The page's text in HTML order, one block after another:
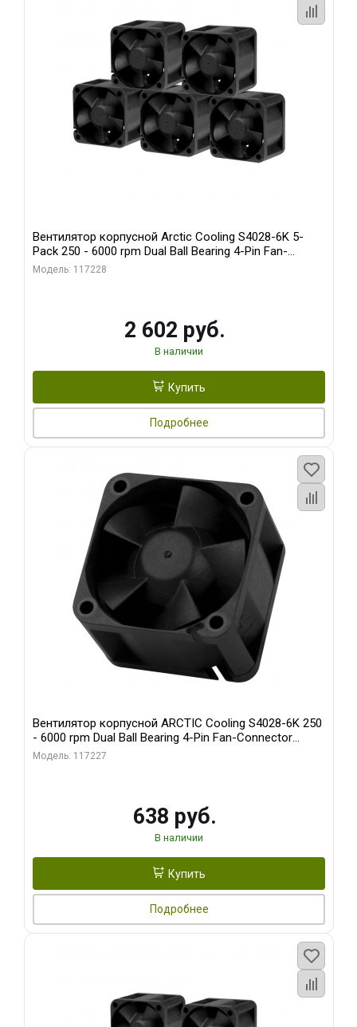
Вентилятор корпусной Arctic Cooling S4028-6K 5-
Pack 250 - 6000 rpm Dual Ball Bearing 4-Pin Fan-
Connector (ACFAN00273A)
Модель: 117228
2 602 руб.
В наличии
Купить
Подробнее
Вентилятор корпусной ARCTIC Cooling S4028-6K 250
- 6000 rpm Dual Ball Bearing 4-Pin Fan-Connector
(ACFAN00185A)
Модель: 117227
638 руб.
В наличии
Купить
Подробнее